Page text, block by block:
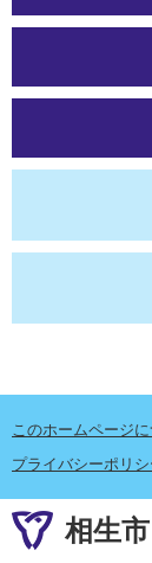
このホームページ
プライバシーポリシ
相生市